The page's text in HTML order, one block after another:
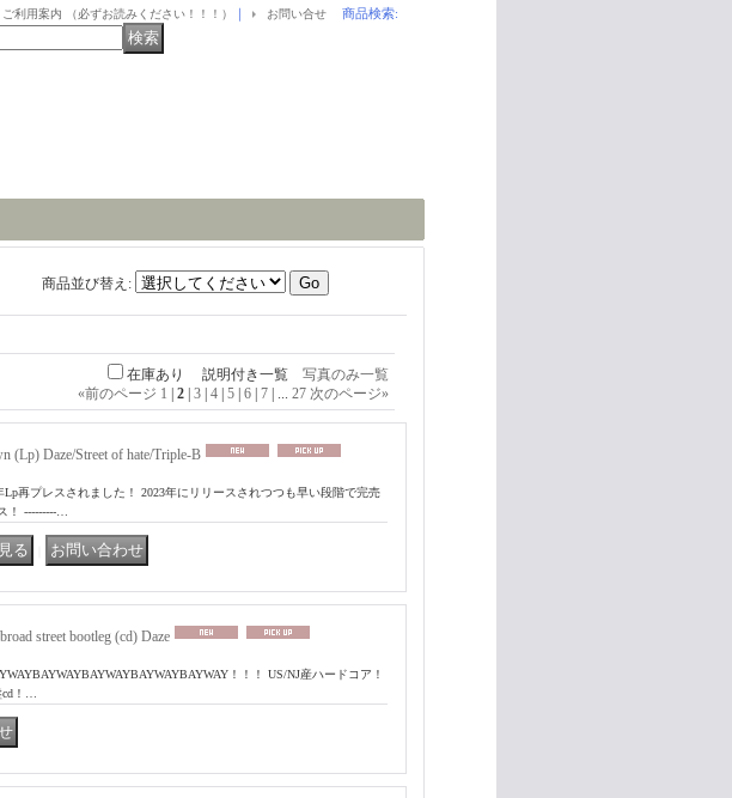
ご利用案内 （必ずお読みください！！！） ｜ お問い合せ 商品検索:
商品並び替え :
在庫あり 説明付き一覧 写真のみ一覧
«前のページ 1 2 3 4 5 6 7 ... 27 次のページ»
(Lp) Daze/Street of hate/Triple-B
Lp再プレスされました！ 2023年にリリースされつつも早い段階で完売
！ ---------…
street bootleg (cd) Daze
！！！ US/NJ産ハードコア！
！…